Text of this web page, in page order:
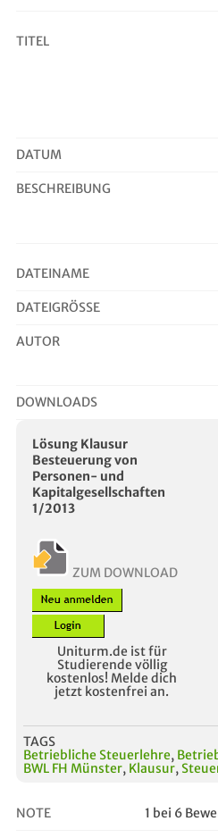
TITEL
DATUM
BESCHREIBUNG
DATEINAME
DATEIGRÖSSE
AUTOR
DOWNLOADS
Lösung Klausur
Besteuerung von
Personen- und
Kapitalgesellschaften
1/2013
ZUM DOWNLOAD
Uniturm.de ist für
Studierende völlig
kostenlos! Melde dich
jetzt kostenfrei an.
TAGS
Betriebliche Steuerlehre,
BWL FH Münster, Klausur,
NOTE 1 bei 6